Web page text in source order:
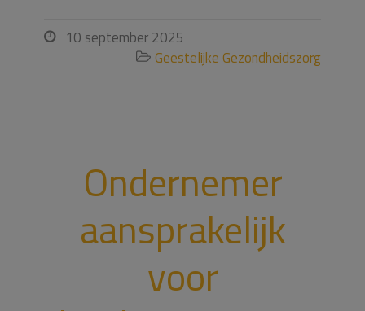
 10 september 2025
 Geestelijke Gezondheidszorg
Ondernemer
aansprakelijk
voor